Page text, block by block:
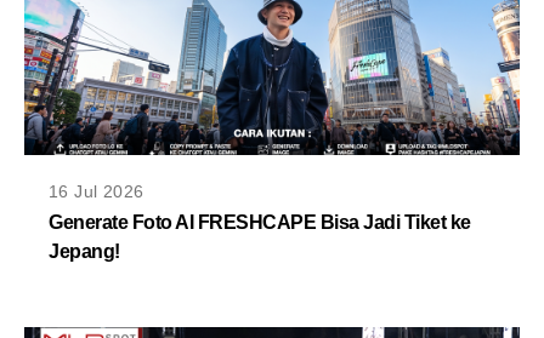
16 Jul 2026
Generate Foto AI FRESHCAPE Bisa Jadi Tiket ke
Jepang!